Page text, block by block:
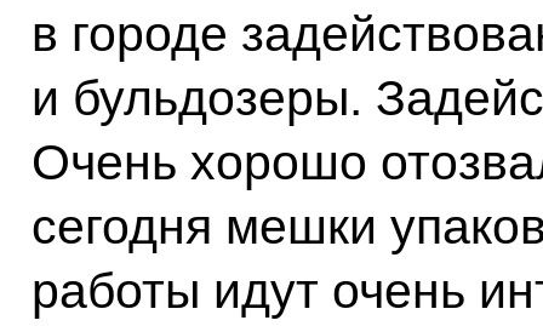
в городе
и бульдозеры.
Очень хорошо
сегодня мешки
работы идут очень